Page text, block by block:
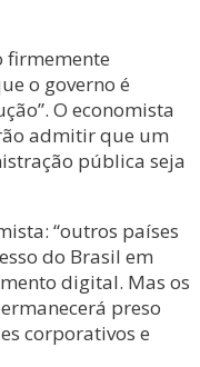
firmemente
o governo é
O economista
admitir que um
pública seja
“outros países
do Brasil em
digital. Mas os
preso
corporativos e